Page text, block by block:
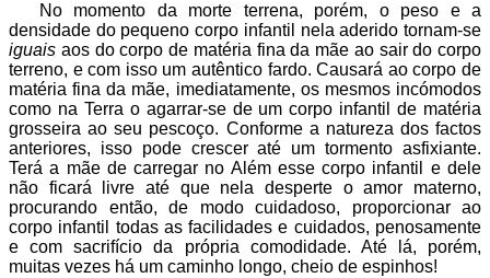
No momento da morte terrena, porém, o peso e a
densidade do pequeno corpo infantil nela aderido tornam-se
iguais aos do corpo de matéria fina da mãe ao sair do corpo
terreno, e com isso um autêntico fardo. Causará ao corpo de
matéria fina da mãe, imediatamente, os mesmos incómodos
como na Terra o agarrar-se de um corpo infantil de matéria
grosseira ao seu pescoço. Conforme a natureza dos factos
anteriores, isso pode crescer até um tormento asfixiante.
Terá a mãe de carregar no Além esse corpo infantil e dele
não ficará livre até que nela desperte o amor materno,
procurando então, de modo cuidadoso, proporcionar ao
corpo infantil todas as facilidades e cuidados, penosamente
e com sacrifício da própria comodidade. Até lá, porém,
muitas vezes há um caminho longo, cheio de espinhos!